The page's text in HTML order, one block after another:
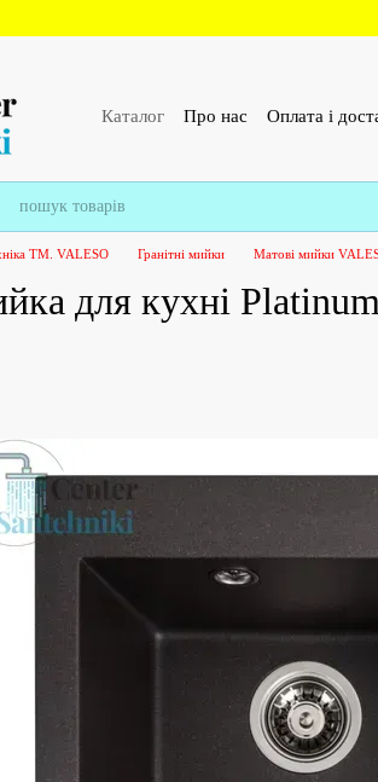
Каталог Про нас Оплата і
ТМ. VALESO Гранітні мийки Матові мийки
для кухні